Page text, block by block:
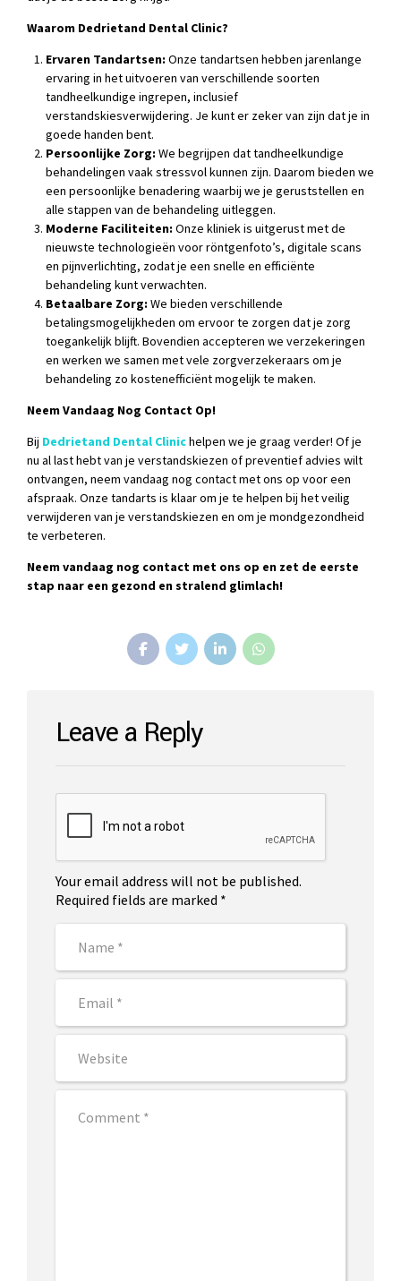
Waarom Dedrietand Dental Clinic?
Ervaren Tandartsen: Onze tandartsen hebben jarenlange
ervaring in het uitvoeren van verschillende soorten
tandheelkundige ingrepen, inclusief
verstandskiesverwijdering. Je kunt er zeker van zijn dat je in
goede handen bent.
Persoonlijke Zorg: We begrijpen dat tandheelkundige
behandelingen vaak stressvol kunnen zijn. Daarom bieden we
een persoonlijke benadering waarbij we je geruststellen en
alle stappen van de behandeling uitleggen.
Moderne Faciliteiten: Onze kliniek is uitgerust met de
nieuwste technologieën voor röntgenfoto’s, digitale scans
en pijnverlichting, zodat je een snelle en efficiënte
behandeling kunt verwachten.
Betaalbare Zorg: We bieden verschillende
betalingsmogelijkheden om ervoor te zorgen dat je zorg
toegankelijk blijft. Bovendien accepteren we verzekeringen
en werken we samen met vele zorgverzekeraars om je
behandeling zo kostenefficiënt mogelijk te maken.
Neem Vandaag Nog Contact Op!
Bij Dedrietand Dental Clinichelpen we je graag verder! Of je
nu al last hebt van je verstandskiezen of preventief advies wilt
ontvangen, neem vandaag nog contact met ons op voor een
afspraak. Onze tandarts is klaar om je te helpen bij het veilig
verwijderen van je verstandskiezen en om je mondgezondheid
te verbeteren.
Neem vandaag nog contact met ons op en zet de eerste
stap naar een gezond en stralend glimlach!
Leave a Reply
Your email address will not be published.
Required fields are marked *